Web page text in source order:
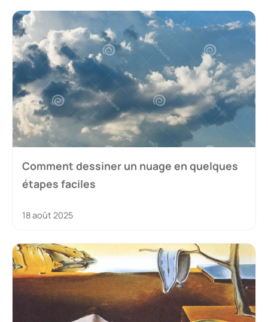
Comment dessiner un nuage en quelques
étapes faciles
18 août 2025